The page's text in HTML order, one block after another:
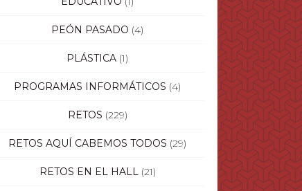
PEÓN PASADO (4)
PLÁSTICA (1)
PROGRAMAS INFORMÁTICOS (4)
RETOS (229)
RETOS AQUÍ CABEMOS TODOS (29)
RETOS EN EL HALL (21)